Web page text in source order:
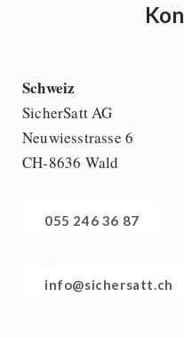
Schweiz
SicherSatt AG
Neuwiesstrasse 6
CH-8636 Wald
055 246 36 87
info@sichersatt.ch